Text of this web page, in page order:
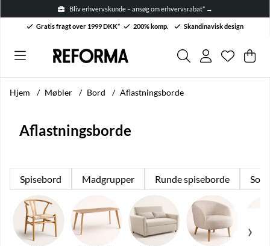
Bliv erhvervskunde – ansøg om erhvervsrabat* →
Gratis fragt over 1999 DKK* 200% komp. Skandinavisk design
Antal på
. .
Hjem Møbler Bord Aflastningsborde
Aflastningsborde
Spisebord Madgrupper Runde spiseborde